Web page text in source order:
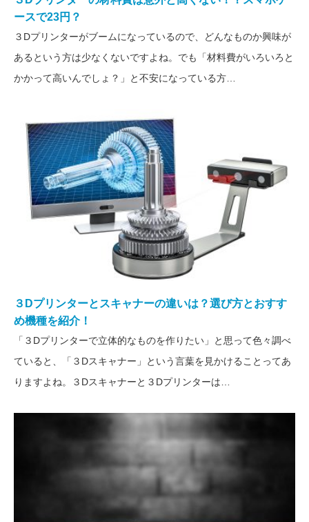
ースで23円？
３Dプリンターがブームになっているので、どんなものか興味が
あるという方は少なくないですよね。でも「材料費がいろいろと
かかって高いんでしょ？」と不安になっている方…
３Dプリンターとスキャナーの違いは？選び方とおすす
め機種を紹介！
「３Dプリンターで立体的なものを作りたい」と思って色々調べ
ていると、「３Dスキャナー」という言葉を見かけることってあ
りますよね。３Dスキャナーと３Dプリンターは…